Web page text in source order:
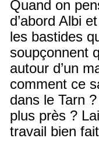
Quand on
d’abord Albi
les bastides
soupçonnent
autour d’un
comment ce
dans le Tarn
plus près ?
travail bien